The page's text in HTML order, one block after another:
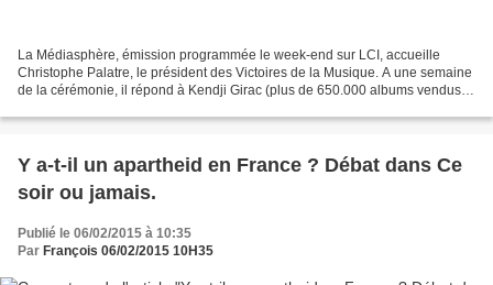
La Médiasphère, émission programmée le week-end sur LCI, accueille
Christophe Palatre, le président des Victoires de la Musique. A une semaine
de la cérémonie, il répond à Kendji Girac (plus de 650.000 albums vendus),
Y a-t-il un apartheid en France ? Débat dans Ce
soir ou jamais.
Publié le 06/02/2015 à 10:35
Par François 06/02/2015 10H35